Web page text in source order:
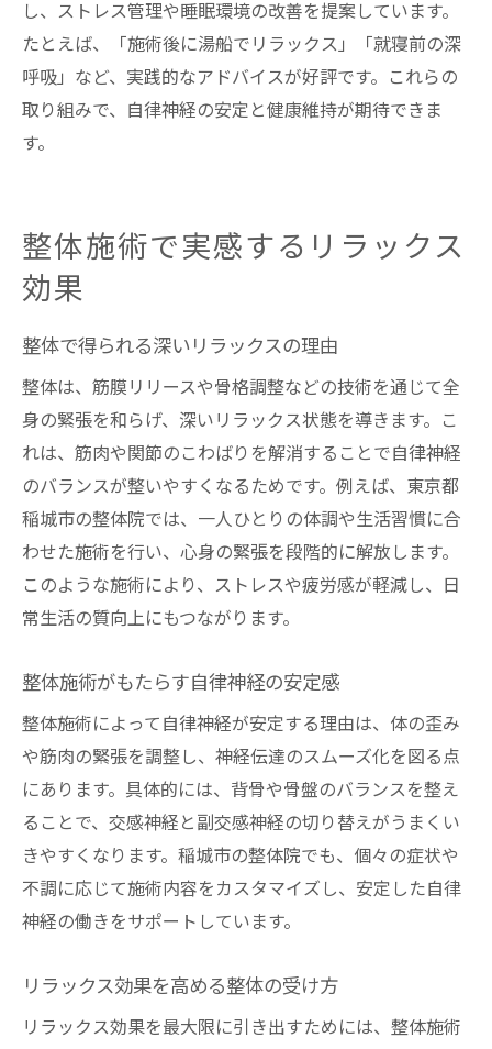
し、ストレス管理や睡眠環境の改善を提案しています。
たとえば、「施術後に湯船でリラックス」「就寝前の深
呼吸」など、実践的なアドバイスが好評です。これらの
取り組みで、自律神経の安定と健康維持が期待できま
す。
整体施術で実感するリラックス
効果
整体で得られる深いリラックスの理由
整体は、筋膜リリースや骨格調整などの技術を通じて全
身の緊張を和らげ、深いリラックス状態を導きます。こ
れは、筋肉や関節のこわばりを解消することで自律神経
のバランスが整いやすくなるためです。例えば、東京都
稲城市の整体院では、一人ひとりの体調や生活習慣に合
わせた施術を行い、心身の緊張を段階的に解放します。
このような施術により、ストレスや疲労感が軽減し、日
常生活の質向上にもつながります。
整体施術がもたらす自律神経の安定感
整体施術によって自律神経が安定する理由は、体の歪み
や筋肉の緊張を調整し、神経伝達のスムーズ化を図る点
にあります。具体的には、背骨や骨盤のバランスを整え
ることで、交感神経と副交感神経の切り替えがうまくい
きやすくなります。稲城市の整体院でも、個々の症状や
不調に応じて施術内容をカスタマイズし、安定した自律
神経の働きをサポートしています。
リラックス効果を高める整体の受け方
リラックス効果を最大限に引き出すためには、整体施術